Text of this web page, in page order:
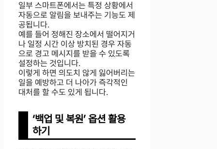
일부 스마트폰에서는 특정 상황에서
자동으로 알림을 보내주는 기능도 제
공됩니다.
예를 들어 정해진 장소에서 떨어지거
나 일정 시간 이상 방치된 경우 자동
으로 경고 메시지를 받을 수 있도록
설정하는 것입니다.
이렇게 하면 의도치 않게 잃어버리는
일을 예방하고 더 나아가 즉각적인
대처를 할 수도 있게 됩니다.
‘백업 및 복원’ 옵션 활용
하기